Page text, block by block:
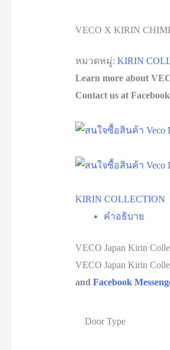
VECO X KIRIN
หมวดหมู่: KIRIN
Learn more about
Contact us at
KIRIN COLLECTION
คำอธิบาย
VECO Japan Kirin
VECO Japan Kirin
and Facebook
Door Type